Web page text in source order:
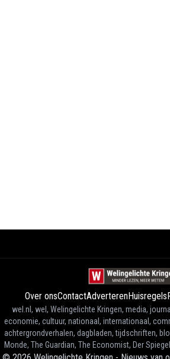
Over onsContactAdverterenHuisregels
wel.nl, wel, Welingelichte Kringen, media,
economie, cultuur, nationaal, internationaal,
achtergrondverhalen, dagbladen, tijdschriften,
Monde, The Guardian, The Economist, Der